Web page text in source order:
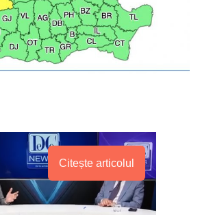
Citește articolul